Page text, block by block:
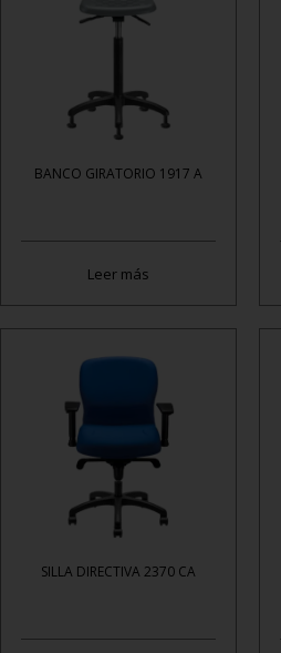
BANCO GIRATORIO 1917 A
Leer más
SILLA DIRECTIVA 2370 CA